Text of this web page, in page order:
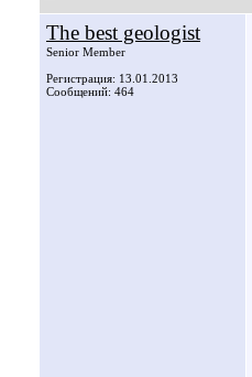
The best geologist
Senior Member
Регистрация: 13.01.2013
Сообщений: 464